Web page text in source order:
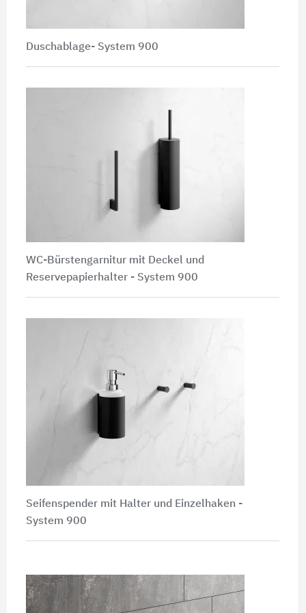
Duschablage- System 900
WC-Bürstengarnitur mit Deckel und
Reservepapierhalter - System 900
Seifenspender mit Halter und Einzelhaken -
System 900